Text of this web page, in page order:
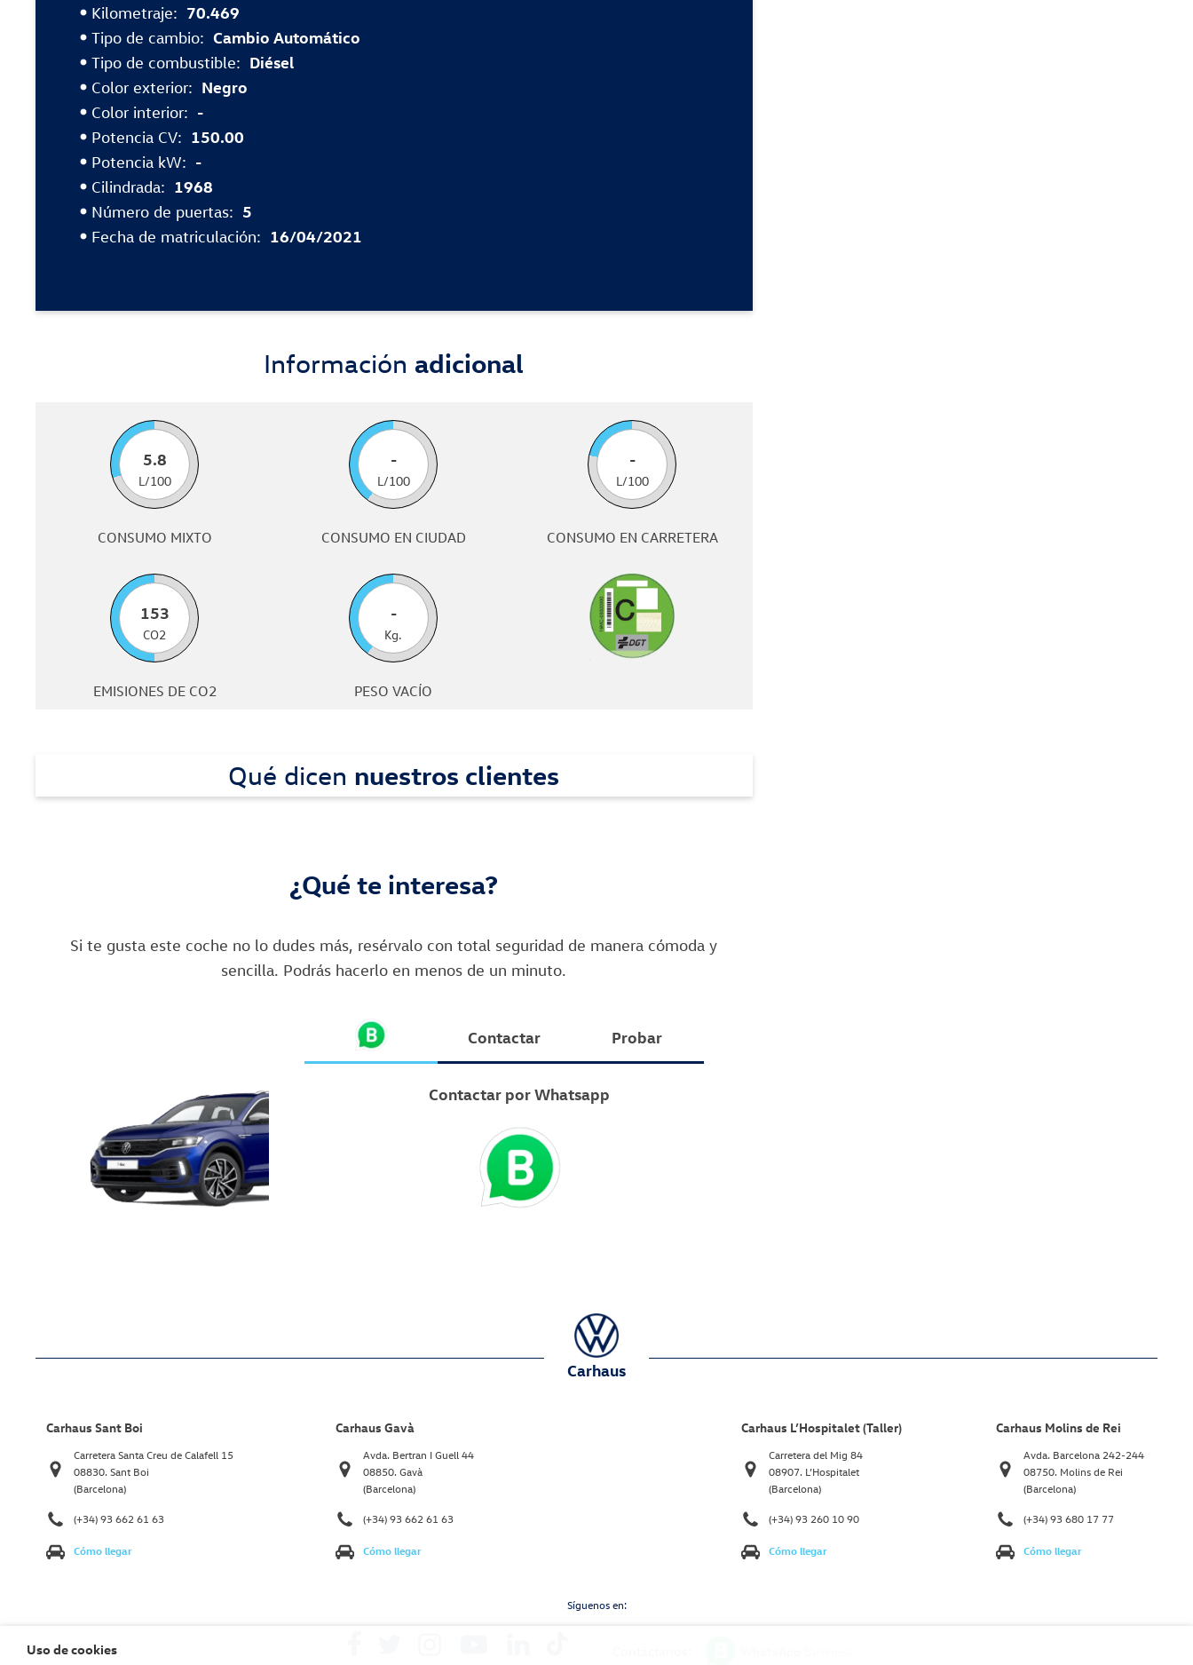
Kilometraje: 70.469
Tipo de cambio: Cambio Automático
Tipo de combustible: Diésel
Color exterior: Negro
Color interior: -
Potencia CV: 150.00
Potencia kW: -
Cilindrada: 1968
Número de puertas: 5
Fecha de matriculación: 16/04/2021
Información adicional
5.8
L/100
CONSUMO MIXTO
-
L/100
CONSUMO EN CIUDAD
-
L/100
CONSUMO EN CARRETERA
153
CO2
EMISIONES DE CO2
-
Kg.
PESO VACÍO
Qué dicen nuestros clientes
¿Qué te interesa?
Si te gusta este coche no lo dudes más, resérvalo con total seguridad de manera cómoda y
sencilla. Podrás hacerlo en menos de un minuto.
Contactar Probar
Contactar por Whatsapp
Carhaus
Carhaus Sant Boi
Carretera Santa Creu de Calafell 15
08830. Sant Boi
(Barcelona)
(+34) 93 662 61 63
Cómo llegar
Carhaus Gavà
Avda. Bertran I Guell 44
08850. Gavà
(Barcelona)
(+34) 93 662 61 63
Cómo llegar
Carhaus L’Hospitalet (Taller)
Carretera del Mig 84
08907. L’Hospitalet
(Barcelona)
(+34) 93 260 10 90
Cómo llegar
Carhaus Molins de Rei
Avda. Barcelona 242-244
08750. Molins de Rei
(Barcelona)
(+34) 93 680 17 77
Cómo llegar
Síguenos en:
Uso de cookies